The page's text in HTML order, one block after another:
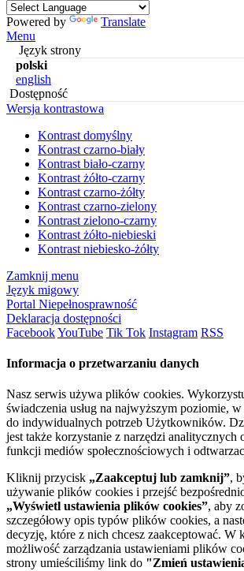
Powered by
Translate
Menu
Język strony
polski
english
Dostępność
Wersja kontrastowa
Kontrast domyślny
Kontrast czarno-biały
Kontrast biało-czarny
Kontrast żółto-czarny
Kontrast czarno-żółty
Kontrast czarno-zielony
Kontrast zielono-czarny
Kontrast żółto-niebieski
Kontrast niebiesko-żółty
Zamknij menu
Język migowy
Portal Niepełnosprawność
Deklaracja dostępności
FacebookYouTube Tik Tok Instagram RSS
Informacja o przetwarzaniu danych
Nasz serwis używa plików cookies.
świadczenia usług na najwyższym poziomie,
do indywidualnych potrzeb Użytkowników.
jest także korzystanie z narzędzi analitycznych
funkcji mediów społecznościowych i
Kliknij przycisk „Zaakceptuj lub zamknij”,
używanie plików cookies i przejść
„Wyświetl ustawienia plików cookies”, aby
szczegółowy opis typów plików cookies, a
decyzję, które z nich chcesz zaakceptować. W
możliwość zarządzania ustawieniami plików
strony umieściliśmy link do "Zmień